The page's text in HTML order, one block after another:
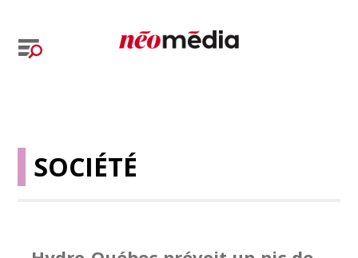
SOCIÉTÉ